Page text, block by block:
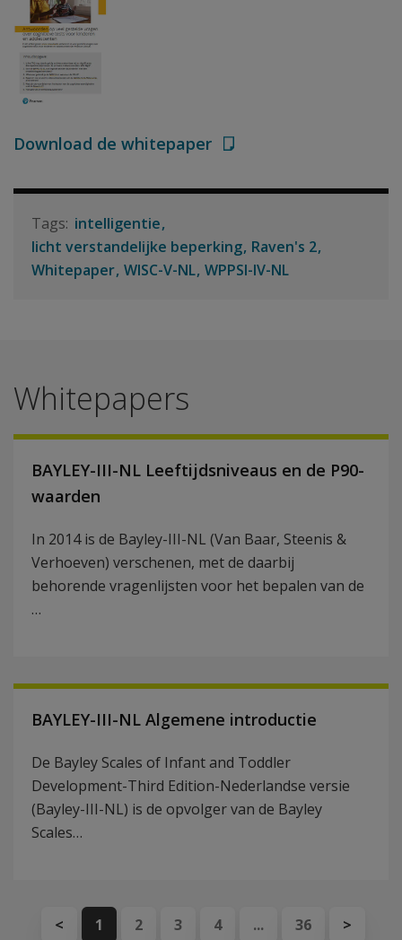
Download de whitepaper
intelligentie
licht verstandelijke beperking Raven's 2
Whitepaper WISC-V-NL WPPSI-IV-NL
Whitepapers
BAYLEY-III-NL Leeftijdsniveaus en de P90-
waarden
In 2014 is de Bayley-III-NL (Van Baar, Steenis &
Verhoeven) verschenen, met de daarbij
behorende vragenlijsten voor het bepalen van de
…
BAYLEY-III-NL Algemene introductie
De Bayley Scales of Infant and Toddler
Development-Third Edition-Nederlandse versie
(Bayley-III-NL) is de opvolger van de Bayley
Scales…
< 1 2 3 4 ... 36 >